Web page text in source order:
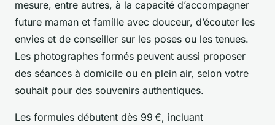
mesure, entre autres, à la capacité d’accompagner
future maman et famille avec douceur, d’écouter les
envies et de conseiller sur les poses ou les tenues.
Les photographes formés peuvent aussi proposer
des séances à domicile ou en plein air, selon votre
souhait pour des souvenirs authentiques.
Les formules débutent dès 99 €, incluant